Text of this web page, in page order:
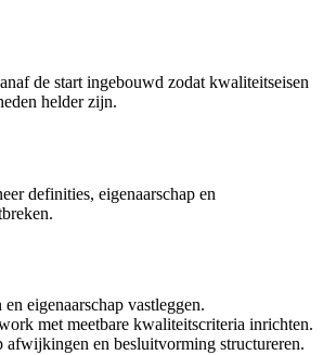
de start ingebouwd zodat kwaliteitseisen
helder zijn.
definities, eigenaarschap en
eigenaarschap vastleggen.
met meetbare kwaliteitscriteria inrichten.
afwijkingen en besluitvorming structureren.